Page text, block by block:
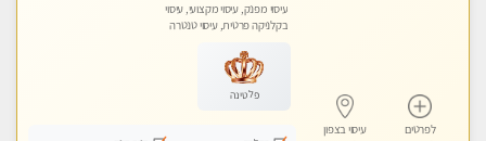
לפרטים
עיסוי בצפון
עיסוי מפנק, עיסוי מקצועי, עיסוי
בקלניקה פרטית, עיסוי טנטרה
פלטינה